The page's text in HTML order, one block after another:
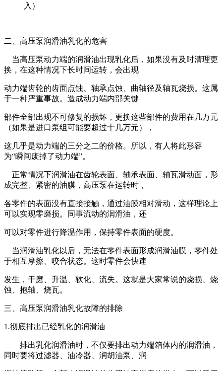
入）
二、高压泵润滑油乳化的危害
当高压泵动力端的润滑油出现乳化后，如果没有及时清理更
换，在这种情况下长时间运转，会出现
动力端齿轮的齿面点蚀、轴承点蚀、曲轴径及轴瓦烧损。这属
于一种严重事故。造成动力端内部关键
部件全部出现不可修复的损坏，更换这些部件的费用在几万元
（如果是进口泵组可能要超过十几万元），
这几乎是动力端的三分之二的价格。所以，有人将此形容
为“瞬间废掉了动力端”。
正常情况下润滑油在齿轮表面、轴承表面、轴瓦滑动面，形
成完整、紧密的油膜，高压泵在运转时，
各零件的表面没有直接接触，通过油膜相对滑动，这样理论上
可以实现零磨损。同事流动的润滑油，还
可以对零件进行降温作用，保持零件表面的硬度。
当润滑油乳化以后，无法在零件表面形成润滑油膜，零件处
于相互摩擦、咬合状态。这时零件会快速
发生，干磨、升温、软化、流失。这就是大家常说的烧损、烧
蚀、抱轴、烧瓦。
三、高压泵润滑油乳化故障的排除
1.彻底排出已经乳化的润滑油
排出乳化润滑油时，不仅要排出动力端箱体内的润滑油，
同时要将过滤器、油冷器、润胡油泵、润